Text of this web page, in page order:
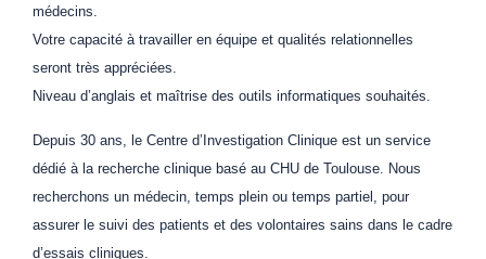
médecins.
Votre capacité à travailler en équipe et qualités relationnelles
seront très appréciées.
Niveau d’anglais et maîtrise des outils informatiques souhaités.
Depuis 30 ans, le Centre d’Investigation Clinique est un service
dédié à la recherche clinique basé au CHU de Toulouse. Nous
recherchons un médecin, temps plein ou temps partiel, pour
assurer le suivi des patients et des volontaires sains dans le cadre
d’essais cliniques.